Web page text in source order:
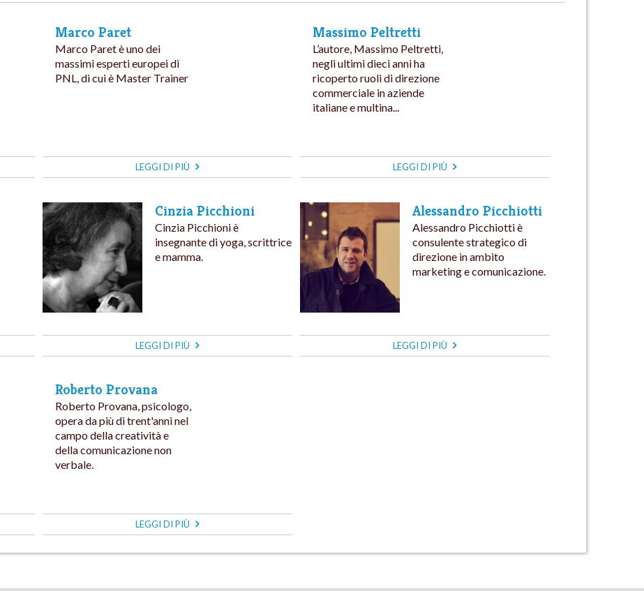
Marco Paret
Marco Paret è uno dei
massimi esperti europei di
PNL, di cui è Master Trainer
LEGGI DI PIÙ
Massimo Peltretti
L’autore, Massimo Peltretti,
negli ultimi dieci anni ha
ricoperto ruoli di direzione
commerciale in aziende
italiane e multina...
LEGGI DI PIÙ
Cinzia Picchioni
Cinzia Picchioni è
insegnante di yoga, scrittrice
e mamma.
LEGGI DI PIÙ
Alessandro Picchiotti
Alessandro Picchiotti è
consulente strategico di
direzione in ambito
marketing e comunicazione.
LEGGI DI PIÙ
Roberto Provana
Roberto Provana, psicologo,
opera da più di trent'anni nel
campo della creatività e
della comunicazione non
verbale.
LEGGI DI PIÙ